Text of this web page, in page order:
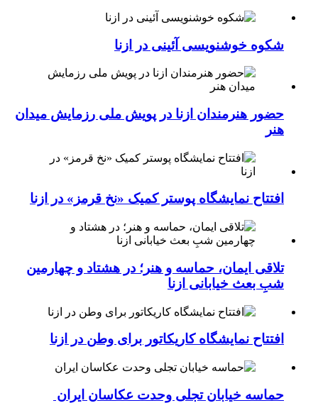
شکوه خوشنویسی آئینی در ازنا
حضور هنرمندان ازنا در پویش ملی رزمایش میدان
هنر
افتتاح نمایشگاه پوستر کمیک «نخ قرمز» در ازنا
تلاقی ایمان، حماسه و هنر؛ در هشتاد و چهارمین
شبِ بعث خیابانی ازنا
افتتاح نمایشگاه کاریکاتور برای وطن در ازنا
حماسه خیابان تجلی وحدت عکاسان ایران